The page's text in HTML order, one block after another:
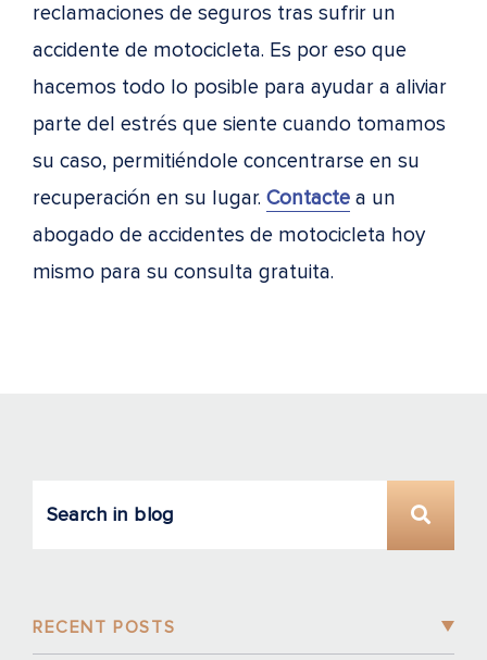
reclamaciones de seguros tras sufrir un
accidente de motocicleta. Es por eso que
hacemos todo lo posible para ayudar a aliviar
parte del estrés que siente cuando tomamos
su caso, permitiéndole concentrarse en su
recuperación en su lugar. Contacte a un
abogado de accidentes de motocicleta hoy
mismo para su consulta gratuita.
RECENT POSTS